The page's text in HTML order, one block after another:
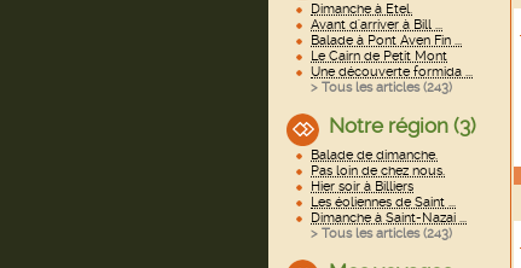
Dimanche à Etel.
Avant d'arriver à Bill ...
Balade à Pont Aven Fin ...
Le Cairn de Petit Mont
Une découverte formida ...
> Tous les articles (243)
Notre région (3)
Balade de dimanche.
Pas loin de chez nous.
Hier soir à Billiers
Les éoliennes de Saint ...
Dimanche à Saint-Nazai ...
> Tous les articles (243)